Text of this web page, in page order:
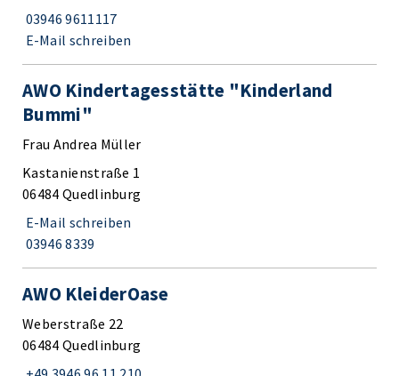
03946 9611117
E-Mail schreiben
AWO Kindertagesstätte "Kinderland
Bummi"
Frau Andrea Müller
Kastanienstraße 1
06484 Quedlinburg
E-Mail schreiben
03946 8339
AWO KleiderOase
Weberstraße 22
06484 Quedlinburg